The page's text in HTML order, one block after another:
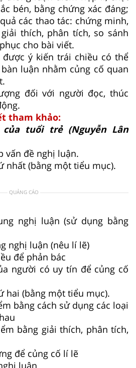
bén, bằng chứng xác đáng;
các thao tác: chứng minh,
thích, phân tích, so sánh
cho bài viết.
ý kiến trái chiều có thể
luận nhằm củng cố quan
đối với người đọc, thúc
tham khảo:
tuổi trẻ (Nguyễn Lân
vấn đề nghị luận.
nhất (bằng một tiểu mục).
QUẢNG CÁO
nghị luận (sử dụng bằng
nghị luận (nêu lí lẽ)
để phản bác
người có uy tín để củng cố
hai (bằng một tiểu mục).
bằng cách sử dụng các loại
bằng giải thích, phân tích,
để củng cố lí lẽ
luận